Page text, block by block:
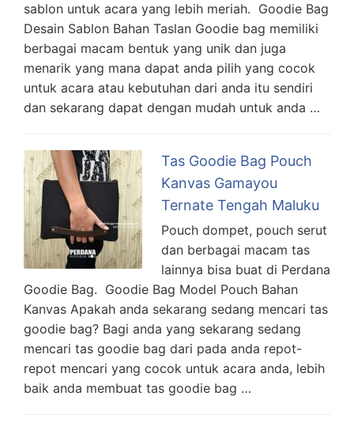
sablon untuk acara yang lebih meriah. Goodie Bag
Desain Sablon Bahan Taslan Goodie bag memiliki
berbagai macam bentuk yang unik dan juga
menarik yang mana dapat anda pilih yang cocok
untuk acara atau kebutuhan dari anda itu sendiri
dan sekarang dapat dengan mudah untuk anda …
Tas Goodie Bag Pouch
Kanvas Gamayou
Ternate Tengah Maluku
Pouch dompet, pouch serut
dan berbagai macam tas
lainnya bisa buat di Perdana
Goodie Bag. Goodie Bag Model Pouch Bahan
Kanvas Apakah anda sekarang sedang mencari tas
goodie bag? Bagi anda yang sekarang sedang
mencari tas goodie bag dari pada anda repot-
repot mencari yang cocok untuk acara anda, lebih
baik anda membuat tas goodie bag …